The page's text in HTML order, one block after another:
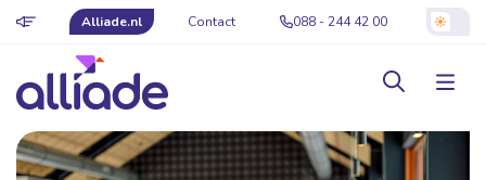
Alliade.nl Contact 088 - 244 42 00